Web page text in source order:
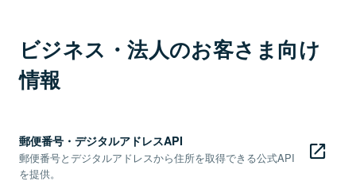
ビジネス・法人のお客さま向け
情報
郵便番号・デジタルアドレスAPI
郵便番号とデジタルアドレスから住所を取得できる公式API
を提供。